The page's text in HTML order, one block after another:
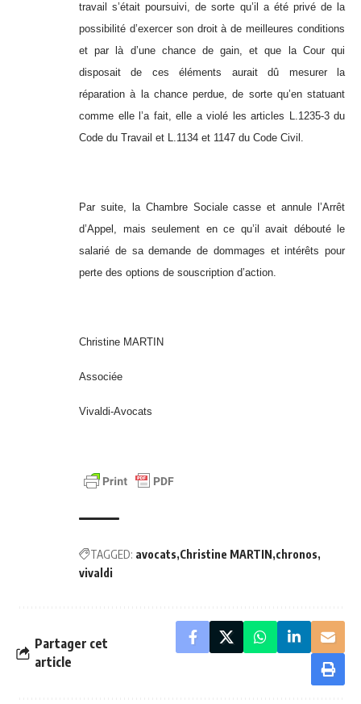
travail s’était poursuivi, de sorte qu’il a été privé de la
possibilité d’exercer son droit à de meilleures conditions
et par là d’une chance de gain, et que la Cour qui
disposait de ces éléments aurait dû mesurer la
réparation à la chance perdue, de sorte qu’en statuant
comme elle l’a fait, elle a violé les articles L.1235-3 du
Code du Travail et L.1134 et 1147 du Code Civil.
Par suite, la Chambre Sociale casse et annule l’Arrêt
d’Appel, mais seulement en ce qu’il avait débouté le
salarié de sa demande de dommages et intérêts pour
perte des options de souscription d’action.
Christine MARTIN
Associée
Vivaldi-Avocats
TAGGED: avocats Christine MARTIN chronos
vivaldi
Partager cet
article